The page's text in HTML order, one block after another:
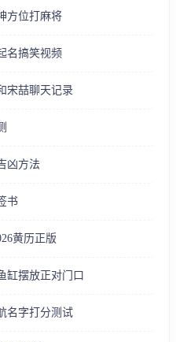
方位打麻将
名搞笑视频
宋喆聊天记录
凶方法
书
黄历正版
缸摆放正对门口
名字打分测试